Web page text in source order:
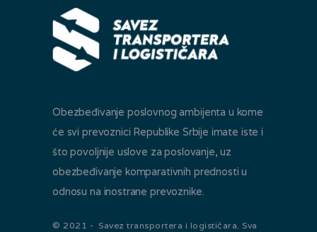
Obezbeđivanje poslovnog ambijenta u kome
će svi prevoznici Republike Srbije imate iste i
što povoljnije uslove za poslovanje, uz
obezbeđivanje komparativnih prednosti u
odnosu na inostrane prevoznike.
© 2021 - Savez transportera i logističara. Sva